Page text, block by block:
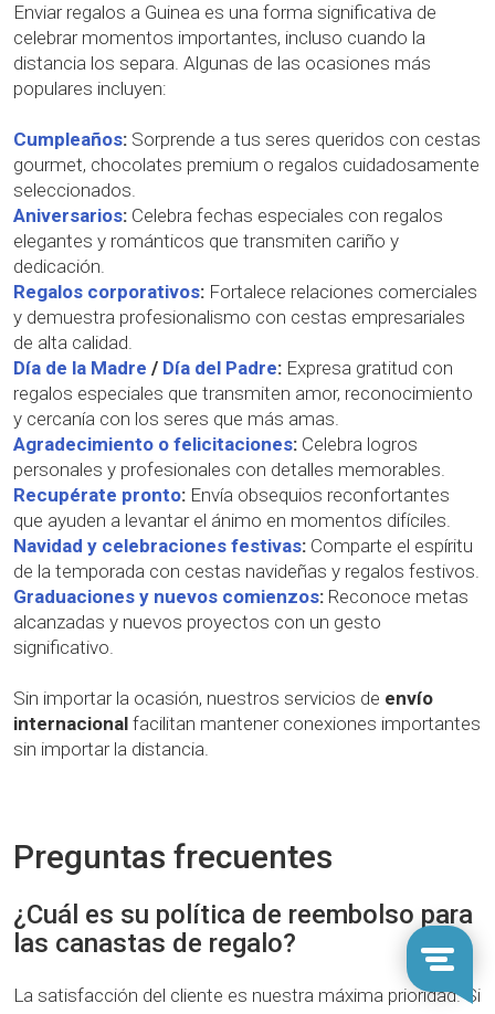
Enviar regalos a Guinea es una forma significativa de
celebrar momentos importantes, incluso cuando la
distancia los separa. Algunas de las ocasiones más
populares incluyen:
Cumpleaños: Sorprende a tus seres queridos con cestas
gourmet, chocolates premium o regalos cuidadosamente
seleccionados.
Aniversarios: Celebra fechas especiales con regalos
elegantes y románticos que transmiten cariño y
dedicación.
Regalos corporativos: Fortalece relaciones comerciales
y demuestra profesionalismo con cestas empresariales
de alta calidad.
Día de la Madre / Día del Padre: Expresa gratitud con
regalos especiales que transmiten amor, reconocimiento
y cercanía con los seres que más amas.
Agradecimiento o felicitaciones: Celebra logros
personales y profesionales con detalles memorables.
Recupérate pronto: Envía obsequios reconfortantes
que ayuden a levantar el ánimo en momentos difíciles.
Navidad y celebraciones festivas: Comparte el espíritu
de la temporada con cestas navideñas y regalos festivos.
Graduaciones y nuevos comienzos: Reconoce metas
alcanzadas y nuevos proyectos con un gesto
significativo.
Sin importar la ocasión, nuestros servicios de envío
internacional facilitan mantener conexiones importantes
sin importar la distancia.
Preguntas frecuentes
¿Cuál es su política de reembolso para
las canastas de regalo?
La satisfacción del cliente es nuestra máxima prioridad. Si